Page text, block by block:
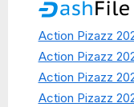
Action Pizazz
Action Pizazz
Action Pizazz
Action Pizazz